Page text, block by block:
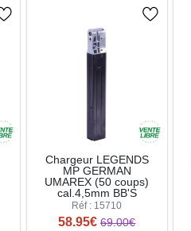
Chargeur LEGENDS
MP GERMAN
UMAREX (50 coups)
cal.4,5mm BB'S
Réf : 15710
58.95€ 69.00€